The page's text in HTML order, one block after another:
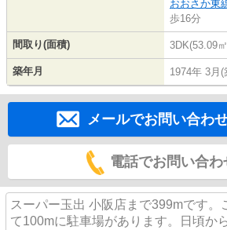
おおさか東
歩16分
間取り(面積) 3DK(53.09
築年月 1974年 3月(
メールでお問い合わ
電話でお問い合わ
スーパー玉出 小阪店まで399mです。
て100mに駐車場があります。日頃か